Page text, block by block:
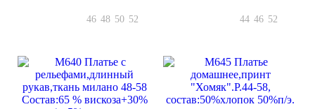
46 48 50 52 44 46 52